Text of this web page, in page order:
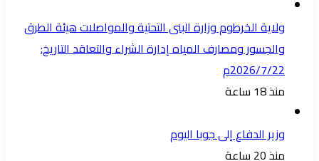
ولاية الخرطوم وزارة البنى التحتية والمواصلات هيئة الطرق
والجسور ومصارف المياه إدارة الشراء والتعاقد التاريخ:
2026/7/22م
منذ 18 ساعة
وزير الدفاع إلى جوبا اليوم
منذ 20 ساعة